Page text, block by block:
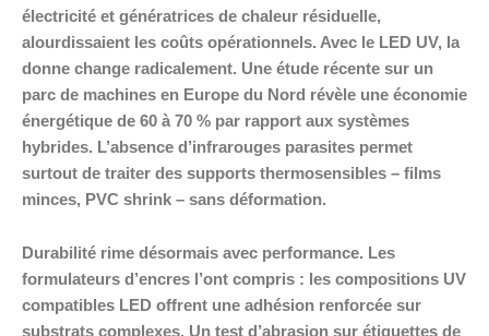
électricité et génératrices de chaleur résiduelle,
alourdissaient les coûts opérationnels. Avec le LED UV, la
donne change radicalement. Une étude récente sur un
parc de machines en Europe du Nord révèle une économie
énergétique de 60 à 70 % par rapport aux systèmes
hybrides. L’absence d’infrarouges parasites permet
surtout de traiter des supports thermosensibles – films
minces, PVC shrink – sans déformation.
Durabilité rime désormais avec performance. Les
formulateurs d’encres l’ont compris : les compositions UV
compatibles LED offrent une adhésion renforcée sur
substrats complexes. Un test d’abrasion sur étiquettes de